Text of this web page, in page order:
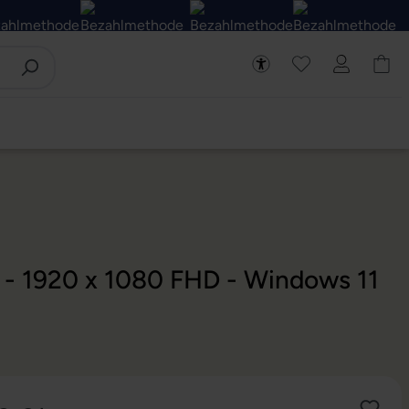
1920 x 1080 FHD - Windows 11